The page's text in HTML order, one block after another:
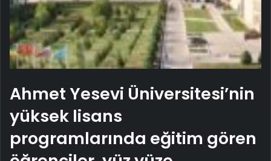
Ahmet Yesevi Üniversitesi’nin
yüksek lisans
programlarında eğitim gören